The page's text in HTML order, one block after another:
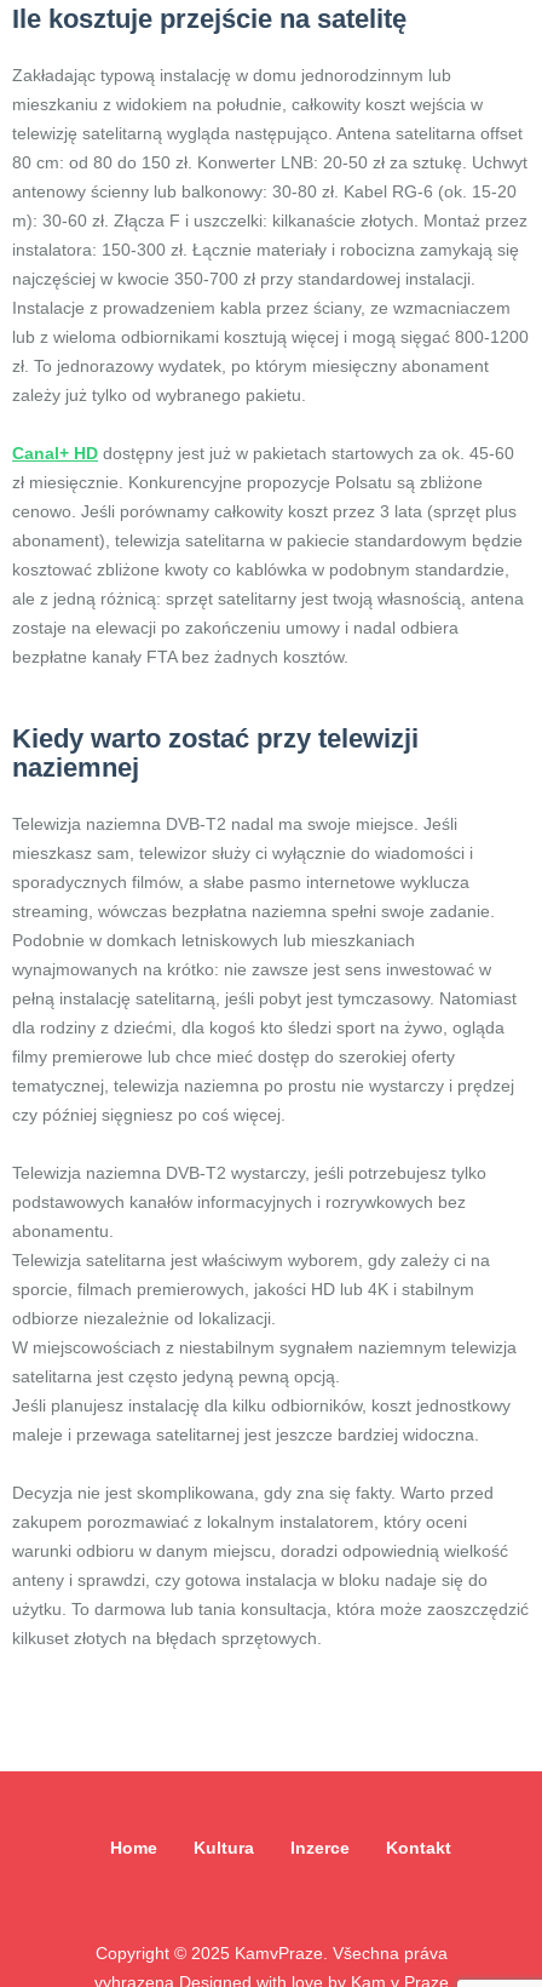
Ile kosztuje przejście na satelitę
Zakładając typową instalację w domu jednorodzinnym lub
mieszkaniu z widokiem na południe, całkowity koszt wejścia w
telewizję satelitarną wygląda następująco. Antena satelitarna offset
80 cm: od 80 do 150 zł. Konwerter LNB: 20-50 zł za sztukę. Uchwyt
antenowy ścienny lub balkonowy: 30-80 zł. Kabel RG-6 (ok. 15-20
m): 30-60 zł. Złącza F i uszczelki: kilkanaście złotych. Montaż przez
instalatora: 150-300 zł. Łącznie materiały i robocizna zamykają się
najczęściej w kwocie 350-700 zł przy standardowej instalacji.
Instalacje z prowadzeniem kabla przez ściany, ze wzmacniaczem
lub z wieloma odbiornikami kosztują więcej i mogą sięgać 800-1200
zł. To jednorazowy wydatek, po którym miesięczny abonament
zależy już tylko od wybranego pakietu.
Canal+ HD dostępny jest już w pakietach startowych za ok. 45-60
zł miesięcznie. Konkurencyjne propozycje Polsatu są zbliżone
cenowo. Jeśli porównamy całkowity koszt przez 3 lata (sprzęt plus
abonament), telewizja satelitarna w pakiecie standardowym będzie
kosztować zbliżone kwoty co kablówka w podobnym standardzie,
ale z jedną różnicą: sprzęt satelitarny jest twoją własnością, antena
zostaje na elewacji po zakończeniu umowy i nadal odbiera
bezpłatne kanały FTA bez żadnych kosztów.
Kiedy warto zostać przy telewizji
naziemnej
Telewizja naziemna DVB-T2 nadal ma swoje miejsce. Jeśli
mieszkasz sam, telewizor służy ci wyłącznie do wiadomości i
sporadycznych filmów, a słabe pasmo internetowe wyklucza
streaming, wówczas bezpłatna naziemna spełni swoje zadanie.
Podobnie w domkach letniskowych lub mieszkaniach
wynajmowanych na krótko: nie zawsze jest sens inwestować w
pełną instalację satelitarną, jeśli pobyt jest tymczasowy. Natomiast
dla rodziny z dziećmi, dla kogoś kto śledzi sport na żywo, ogląda
filmy premierowe lub chce mieć dostęp do szerokiej oferty
tematycznej, telewizja naziemna po prostu nie wystarczy i prędzej
czy później sięgniesz po coś więcej.
Telewizja naziemna DVB-T2 wystarczy, jeśli potrzebujesz tylko
podstawowych kanałów informacyjnych i rozrywkowych bez
abonamentu.
Telewizja satelitarna jest właściwym wyborem, gdy zależy ci na
sporcie, filmach premierowych, jakości HD lub 4K i stabilnym
odbiorze niezależnie od lokalizacji.
W miejscowościach z niestabilnym sygnałem naziemnym telewizja
satelitarna jest często jedyną pewną opcją.
Jeśli planujesz instalację dla kilku odbiorników, koszt jednostkowy
maleje i przewaga satelitarnej jest jeszcze bardziej widoczna.
Decyzja nie jest skomplikowana, gdy zna się fakty. Warto przed
zakupem porozmawiać z lokalnym instalatorem, który oceni
warunki odbioru w danym miejscu, doradzi odpowiednią wielkość
anteny i sprawdzi, czy gotowa instalacja w bloku nadaje się do
użytku. To darmowa lub tania konsultacja, która może zaoszczędzić
kilkuset złotych na błędach sprzętowych.
Home Kultura Inzerce Kontakt
Copyright © 2025 KamvPraze. Všechna práva
vyhrazena. Designed with love by Kam v Praze